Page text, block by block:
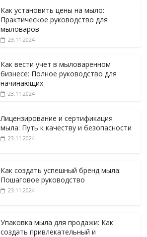
Как установить цены на мыло:
Практическое руководство для
мыловаров
23.11.2024
Как вести учет в мыловаренном
бизнесе: Полное руководство для
начинающих
23.11.2024
Лицензирование и сертификация
мыла: Путь к качеству и безопасности
23.11.2024
Как создать успешный бренд мыла:
Пошаговое руководство
23.11.2024
Упаковка мыла для продажи: Как
создать привлекательный и